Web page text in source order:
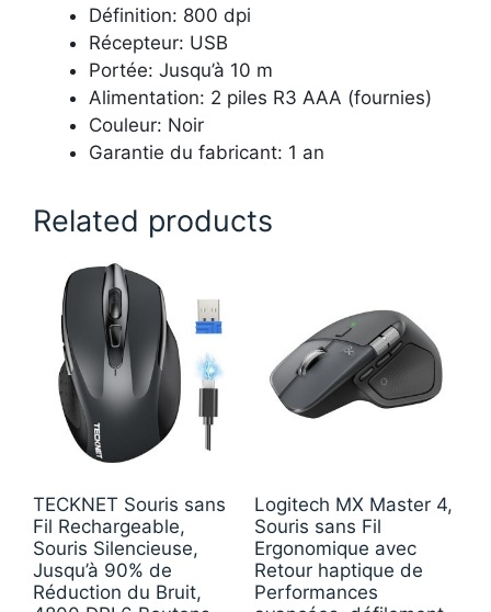
Définition: 800 dpi
Récepteur: USB
Portée: Jusqu’à 10 m
Alimentation: 2 piles R3 AAA (fournies)
Couleur: Noir
Garantie du fabricant: 1 an
Related products
TECKNET Souris sans
Fil Rechargeable,
Souris Silencieuse,
Jusqu’à 90% de
Réduction du Bruit,
Logitech MX Master 4,
Souris sans Fil
Ergonomique avec
Retour haptique de
Performances